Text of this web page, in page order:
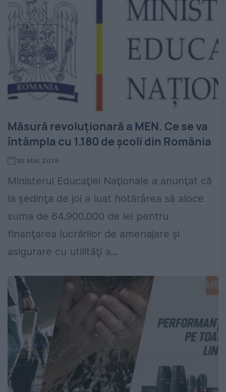
Măsură revoluţionară a MEN. Ce se va
întâmpla cu 1.180 de şcoli din România
30 MAI 2019
Ministerul Educaţiei Naţionale a anunţat că
la şedinţa de joi a luat hotărârea să aloce
suma de 64.900.000 de lei pentru
finanţarea lucrărilor de amenajare şi
asigurare cu utilităţi a...